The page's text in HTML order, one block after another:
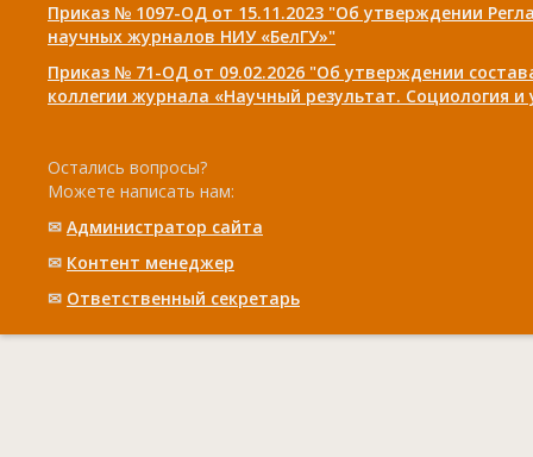
Приказ № 1097-ОД от 15.11.2023 "Об утверждении
научных журналов НИУ «БелГУ»"
Приказ № 71-ОД от 09.02.2026 "Об утверждении
коллегии журнала «Научный результат. Социология и
Остались вопросы?
Можете написать нам:
✉ Администратор сайта
✉ Контент менеджер
✉ Ответственный cекретарь